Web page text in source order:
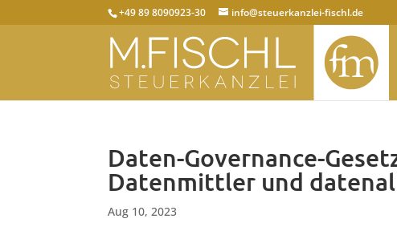
+49 89 8090923-30 info@steuerkanzlei-fischl.de
Daten-Governance-
Datenmittler und
Aug 10, 2023